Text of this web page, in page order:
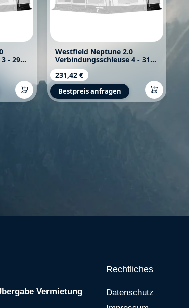
- 290
Westfield Neptune 2.0
Verbindungsschleuse 4 - 310
- 330 cm
Regulärer Preis:
231,42 €
Bestpreis anfragen
Vermietung
Rechtliches
Datenschutz